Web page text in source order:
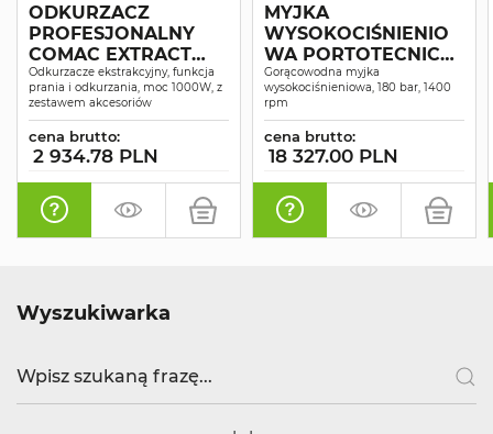
ODKURZACZ
PROFESJONALNY
COMAC EXTRACT
P25 SUCHO-MOKRO
Odkurzacze ekstrakcyjny, funkcja
prania i odkurzania, moc 1000W, z
zestawem akcesoriów
cena brutto:
2 934.78 PLN
MYJKA
WYSOKOCIŚNIENIO
WA PORTOTECNICA
GALAX-H4 D1813P4 T
Gorącowodna myjka
wysokociśnieniowa, 180 bar, 1400
rpm
cena brutto:
18 327.00 PLN
Wyszukiwarka